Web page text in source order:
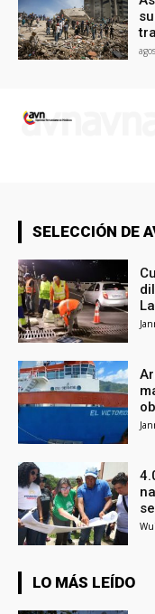
SELECCIÓN DE
LO MÁS LEÍDO